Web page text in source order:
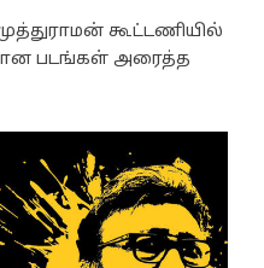
கூட்டணியில்
படங்கள் அரைத்த